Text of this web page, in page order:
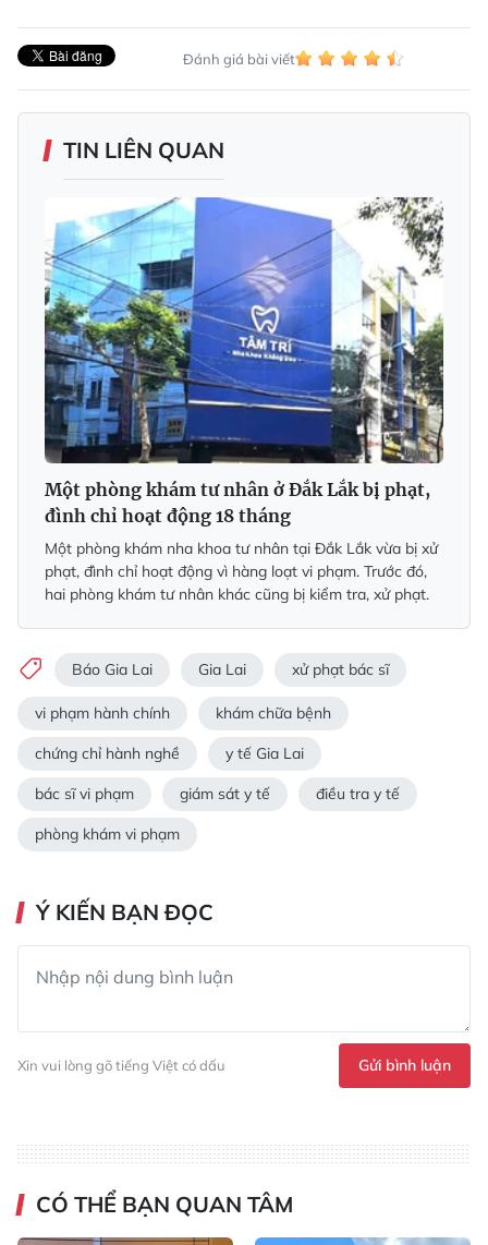
Đánh giá bài viết
TIN LIÊN QUAN
Một phòng khám tư nhân ở Đắk Lắk bị phạt,
đình chỉ hoạt động 18 tháng
Một phòng khám nha khoa tư nhân tại Đắk Lắk vừa bị xử
phạt, đình chỉ hoạt động vì hàng loạt vi phạm. Trước đó,
hai phòng khám tư nhân khác cũng bị kiểm tra, xử phạt.
Báo Gia Lai Gia Lai xử phạt bác sĩ
vi phạm hành chính khám chữa bệnh
chứng chỉ hành nghề y tế Gia Lai
bác sĩ vi phạm giám sát y tế điều tra y tế
phòng khám vi phạm
Ý KIẾN BẠN ĐỌC
Xin vui lòng gõ tiếng Việt có dấu Gửi bình luận
CÓ THỂ BẠN QUAN TÂM